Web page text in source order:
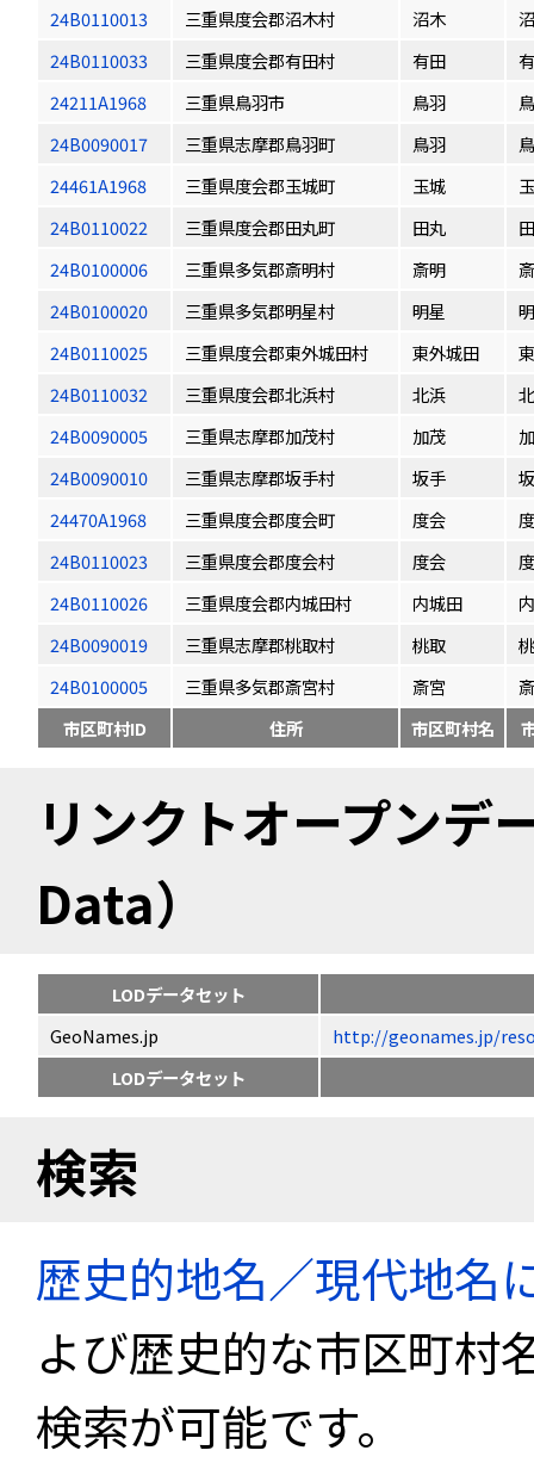
24B0110013
三重県度会郡沼木村 沼木
24B0110033
三重県度会郡有田村 有田
24211A1968
三重県鳥羽市 鳥羽
24B0090017
三重県志摩郡鳥羽町 鳥羽
24461A1968
三重県度会郡玉城町 玉城
24B0110022
三重県度会郡田丸町 田丸
24B0100006
三重県多気郡斎明村 斎明
24B0100020
三重県多気郡明星村 明星
24B0110025
三重県度会郡東外城田村 東外城田
24B0110032
三重県度会郡北浜村 北浜
24B0090005
三重県志摩郡加茂村 加茂
24B0090010
三重県志摩郡坂手村 坂手
24470A1968
三重県度会郡度会町 度会
24B0110023
三重県度会郡度会村 度会
24B0110026
三重県度会郡内城田村 内城田
24B0090019
三重県志摩郡桃取村 桃取
24B0100005
三重県多気郡斎宮村 斎宮
市区町村ID
住所 市区町村名
リンクトオープン
Data）
LODデータセット
GeoNames.jp
http://geonames.jp/
LODデータセット
検索
歴史的地名／現代地名
よび歴史的な市区町村
検索が可能です。